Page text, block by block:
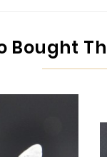
Bought